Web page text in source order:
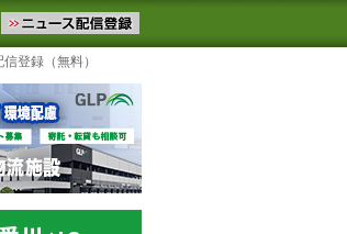
す。物流ニュースメール配信を登録す
く見るテーマ
登録（無料）